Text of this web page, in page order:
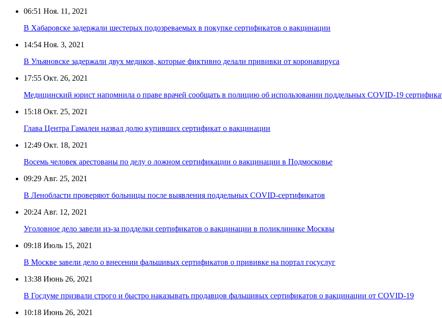
06:51 Ноя. 11, 2021
В Хабаровске задержали шестерых подозреваемых в покупке сертификатов о вакцинации
14:54 Ноя. 3, 2021
В Ульяновске задержали двух медиков, которые фиктивно делали прививки от коронавируса
17:55 Окт. 26, 2021
Медицинский юрист напомнила о праве врачей сообщать в полицию об использовании поддельных COVID-19
15:18 Окт. 25, 2021
Глава Центра Гамалеи назвал долю купивших сертификат о вакцинации
12:49 Окт. 18, 2021
Восемь человек арестованы по делу о ложном сертификации о вакцинации в Подмосковье
09:29 Авг. 25, 2021
В Ленобласти проверяют больницы после выявления поддельных COVID-сертификатов
20:24 Авг. 12, 2021
Уголовное дело завели из-за подделки сертификатов о вакцинации в поликлинике Москвы
09:18 Июль 15, 2021
В Москве завели дело о внесении фальшивых сертификатов о прививке на портал госуслуг
13:38 Июнь 26, 2021
В Госдуме призвали строго и быстро наказывать продавцов фальшивых сертификатов о вакцинации от COVID-19
10:18 Июнь 26, 2021